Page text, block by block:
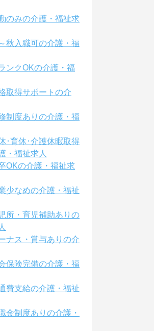
のみの介護・福祉求
秋入職可の介護・福
ンクOKの介護・福
取得サポートの介
制度ありの介護・福
･育休･介護休暇取得
・福祉求人
OKの介護・福祉求
少なめの介護・福祉
所・育児補助ありの
ナス・賞与ありの介
保険完備の介護・福
費支給の介護・福祉
金制度ありの介護・